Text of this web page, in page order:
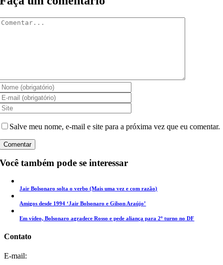
Salve meu nome, e-mail e site para a próxima vez que eu comentar.
Você também pode se interessar
Jair Bolsonaro solta o verbo (Mais uma vez e com razão)
Amigos desde 1994 ‘Jair Bolsonaro e Gilson Araújo’
Em vídeo, Bolsonaro agradece Rosso e pede aliança para 2º turno no DF
Contato
E-mail: